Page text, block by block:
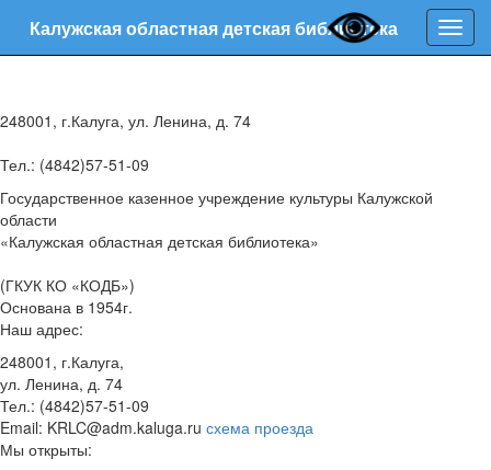
Калужская областная детская библиотека
248001, г.Калуга, ул. Ленина, д. 74
Тел.: (4842)57-51-09
Государственное казенное учреждение культуры Калужской
области
«Калужская областная детская библиотека»
(ГКУК КО «КОДБ»)
Основана в 1954г.
Наш адрес:
248001, г.Калуга,
ул. Ленина, д. 74
Тел.: (4842)57-51-09
Email: KRLC@adm.kaluga.ru схема проезда
Мы открыты: